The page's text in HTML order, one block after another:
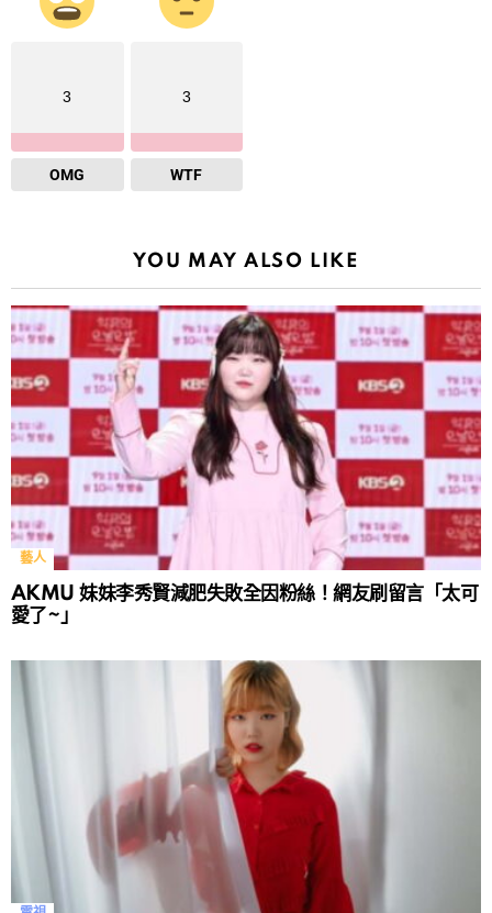
3
OMG
3
WTF
YOU MAY ALSO LIKE
藝人
AKMU 妹妹李秀賢減肥失敗全因粉絲！網友刷留言「太可
愛了~」